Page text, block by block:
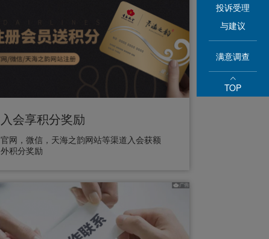
入会享积分奖励
官网，微信，天海之韵网站等渠道入会获额
外积分奖励
投诉受理
与建议
满意调查
TOP